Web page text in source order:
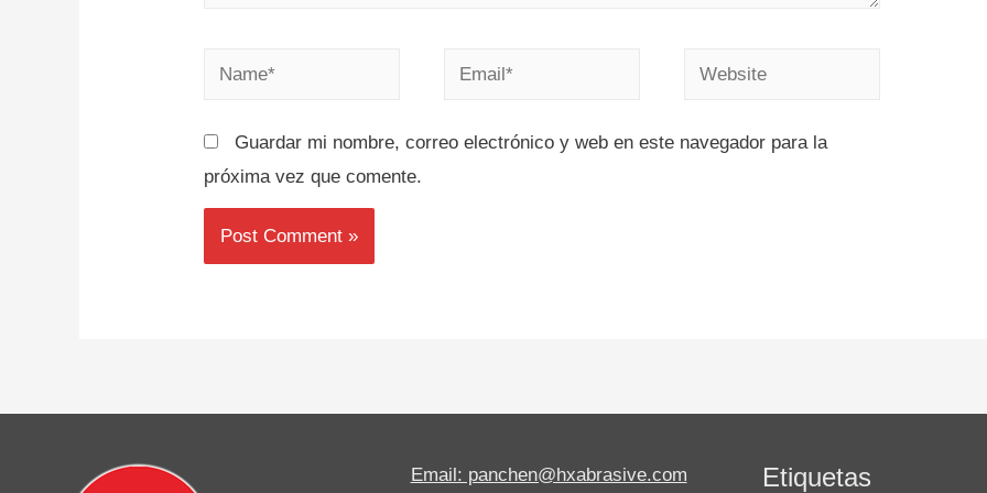
Guardar mi nombre, correo electrónico y web en este navegador para la
próxima vez que comente.
Email: panchen@hxabrasive.com Etiquetas